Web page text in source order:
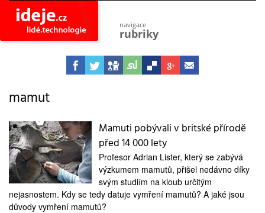
navigace
rubriky
astro
vesmír
společnost
objevy
vynálezy
planeta
přiroda
pokrok
mamut
Mamuti pobývali v britské přírodě
před 14 000 lety
Profesor Adrian Lister, který se zabývá
výzkumem mamutů, přišel nedávno díky
svým studiím na kloub určitým
nejasnostem. Kdy se tedy datuje vymření mamutů? A jaké jsou
důvody vymření mamutů?